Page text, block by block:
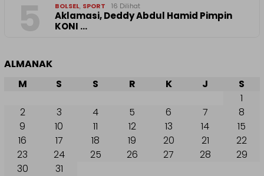
BOLSEL, SPORT 16 Dilihat
Aklamasi, Deddy Abdul Hamid Pimpin
KONI …
ALMANAK
M S S R K J
S
1
2
3 4 5 6 7
8
9
10 11 12 13 14
15
16
17 18 19 20 21
22
23
24 25 26 27 28
29
30
31